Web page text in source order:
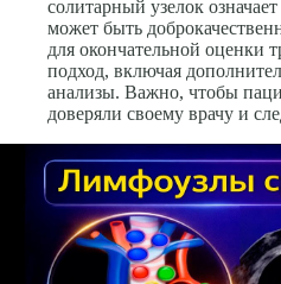
солитарный узелок
может быть
для окончательной оценки
подход, включая
анализы. Важно, чтобы
доверяли своему врачу и